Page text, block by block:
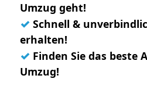
Umzug geht!
✓ Schnell &
erhalten!
✓ Finden Sie das beste
Umzug!